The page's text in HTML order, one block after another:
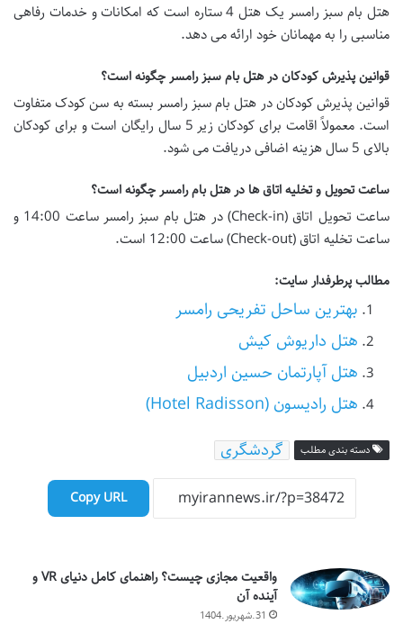
هتل بام سبز رامسر یک هتل 4 ستاره است که امکانات و خدمات رفاهی
مناسبی را به مهمانان خود ارائه می دهد.
قوانین پذیرش کودکان در هتل بام سبز رامسر چگونه است؟
قوانین پذیرش کودکان در هتل بام سبز رامسر بسته به سن کودک متفاوت
است. معمولاً اقامت برای کودکان زیر 5 سال رایگان است و برای کودکان
بالای 5 سال هزینه اضافی دریافت می شود.
ساعت تحویل و تخلیه اتاق ها در هتل بام رامسر چگونه است؟
ساعت تحویل اتاق (Check-in) در هتل بام سبز رامسر ساعت 14:00 و
ساعت تخلیه اتاق (Check-out) ساعت 12:00 است.
مطالب پرطرفدار سایت:
بهترین ساحل تفریحی رامسر
هتل داریوش کیش
هتل آپارتمان حسین اردبیل
هتل رادیسون (Hotel Radisson)
دسته بندی مطلب گردشگری
Copy URL
واقعیت مجازی چیست؟ راهنمای کامل دنیای VR و
آینده آن
31.شهریور.1404